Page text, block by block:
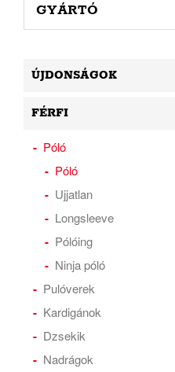
GYÁRTÓ
ÚJDONSÁGOK
FÉRFI
Póló
Póló
Ujjatlan
Longsleeve
Pólóing
Ninja póló
Pulóverek
Kardigánok
Dzsekik
Nadrágok